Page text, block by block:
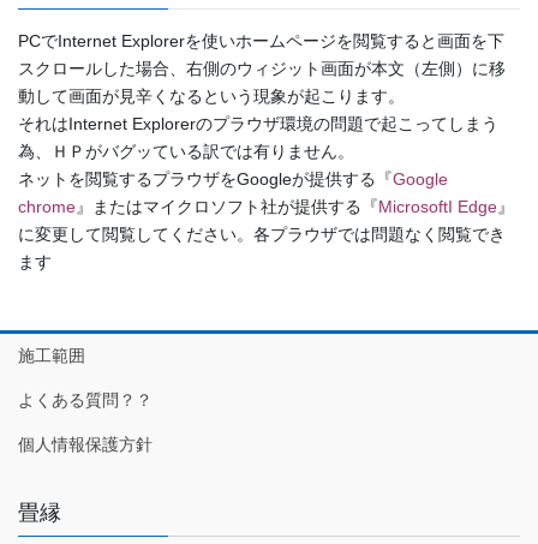
PCでInternet Explorerを使いホームページを閲覧すると画面を下
スクロールした場合、右側のウィジット画面が本文（左側）に移
動して画面が見辛くなるという現象が起こります。
それはInternet Explorerのプラウザ環境の問題で起こってしまう
為、ＨＰがバグッている訳では有りません。
ネットを閲覧するプラウザをGoogleが提供する『Google
chrome』またはマイクロソフト社が提供する『MicrosoftI Edge』
に変更して閲覧してください。各プラウザでは問題なく閲覧でき
ます
施工範囲
よくある質問？？
個人情報保護方針
畳縁